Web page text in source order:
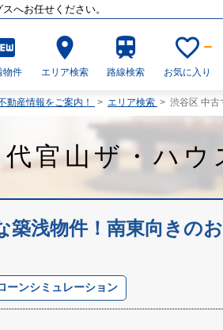
へお任せください。
物件
place
エリア検索
train
路線検索
favorite_border
お気に入り
動産情報をご案内！ > エリア検索 > 渋谷区 中古
官山ザ・ハウ
浅物件！南東向きのお
ーンシミュレーション